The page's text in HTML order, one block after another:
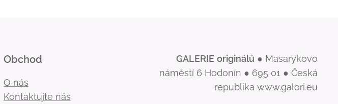
Obchod
O nás
Kontaktujte nás
GALERIE originálů ● Masarykovo
náměstí 6 Hodonín ● 695 01 ● Česká
republika www.galori.eu